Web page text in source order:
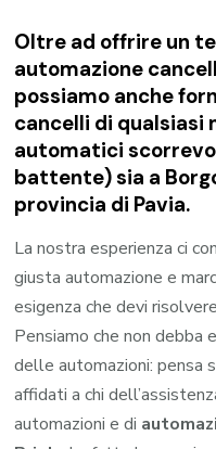
Oltre ad offrire un
automazione
possiamo anche
cancelli di qualsiasi
automatici
battente) sia a
provincia di Pavia.
La nostra esperienza ci
giusta automazione e
esigenza che devi
Pensiamo che non
delle automazioni: pensa
affidati a chi
automazioni e di